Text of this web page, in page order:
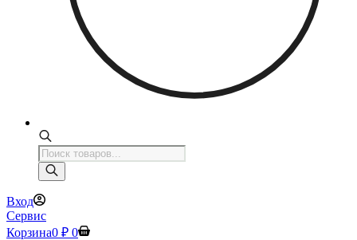
Поиск
товаров
Вход
Сервис
Корзина0 ₽ 0